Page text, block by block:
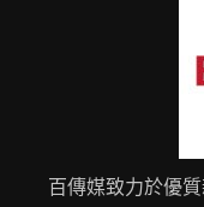
百傳媒致力於優